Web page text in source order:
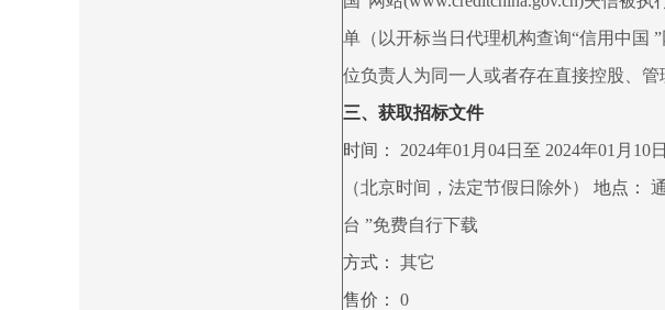
单（以开标当日代理机构查询“信用中国
位负责人为同一人或者存在直接控股、
三、获取招标文件
时间：
2024年01月04日至 2024年01月10
（北京时间，法定节假日除外）
地点：
台 ”免费自行下载
方式：
其它
售价：
0